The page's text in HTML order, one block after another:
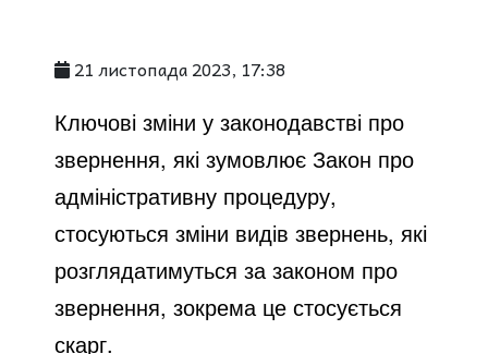
21 листопада 2023, 17:38
Ключові зміни у законодавстві про
звернення, які зумовлює Закон про
адміністративну процедуру,
стосуються зміни видів звернень, які
розглядатимуться за законом про
звернення, зокрема це стосується
скарг.